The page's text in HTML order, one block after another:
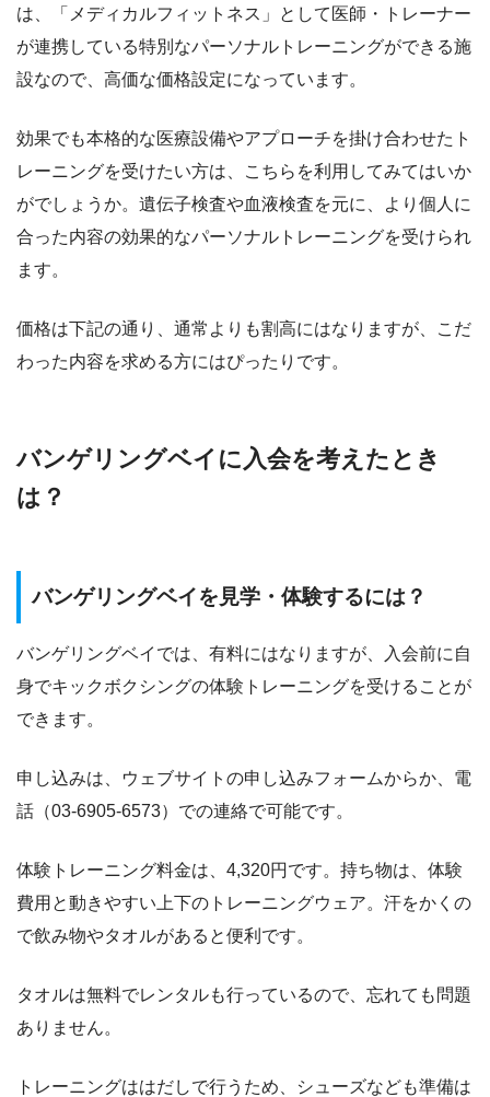
は、「メディカルフィットネス」として医師・トレーナー
が連携している特別なパーソナルトレーニングができる施
設なので、高価な価格設定になっています。
効果でも本格的な医療設備やアプローチを掛け合わせたト
レーニングを受けたい方は、こちらを利用してみてはいか
がでしょうか。遺伝子検査や血液検査を元に、より個人に
合った内容の効果的なパーソナルトレーニングを受けられ
ます。
価格は下記の通り、通常よりも割高にはなりますが、こだ
わった内容を求める方にはぴったりです。
バンゲリングベイに入会を考えたとき
は？
バンゲリングベイを見学・体験するには？
バンゲリングベイでは、有料にはなりますが、入会前に自
身でキックボクシングの体験トレーニングを受けることが
できます。
申し込みは、ウェブサイトの申し込みフォームからか、電
話（03-6905-6573）での連絡で可能です。
体験トレーニング料金は、4,320円です。持ち物は、体験
費用と動きやすい上下のトレーニングウェア。汗をかくの
で飲み物やタオルがあると便利です。
タオルは無料でレンタルも行っているので、忘れても問題
ありません。
トレーニングははだしで行うため、シューズなども準備は